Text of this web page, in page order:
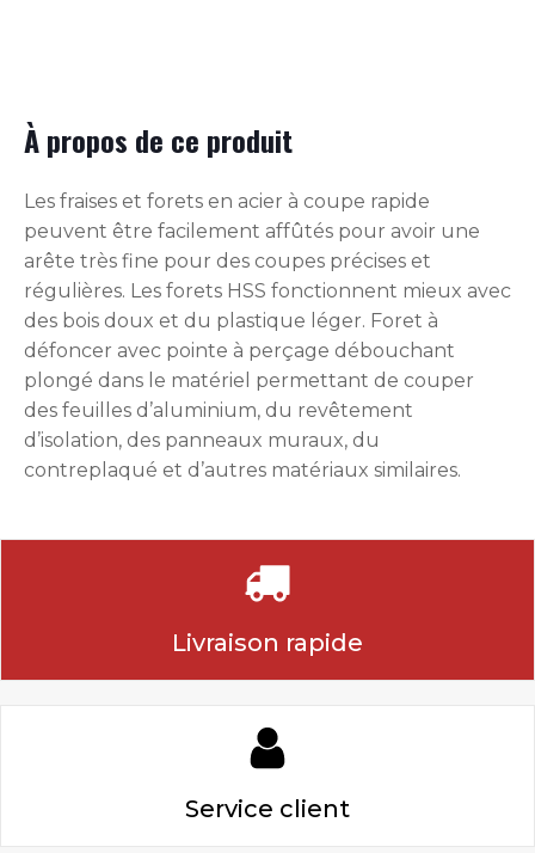
À propos de ce produit
Les fraises et forets en acier à coupe rapide
peuvent être facilement affûtés pour avoir une
arête très fine pour des coupes précises et
régulières. Les forets HSS fonctionnent mieux avec
des bois doux et du plastique léger. Foret à
défoncer avec pointe à perçage débouchant
plongé dans le matériel permettant de couper
des feuilles d’aluminium, du revêtement
d’isolation, des panneaux muraux, du
contreplaqué et d’autres matériaux similaires.
Livraison rapide
Service client